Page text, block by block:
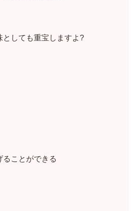
しても重宝しますよ?
ことができる